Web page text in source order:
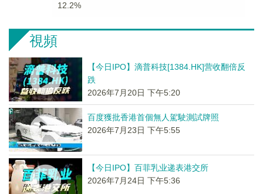
12.2%
視頻
【今日IPO】滴普科技[1384.HK]营收翻倍反
跌
2026年7月20日 下午5:20
百度獲批香港首個無人駕駛測試牌照
2026年7月23日 下午5:55
【今日IPO】百菲乳业递表港交所
2026年7月24日 下午5:36